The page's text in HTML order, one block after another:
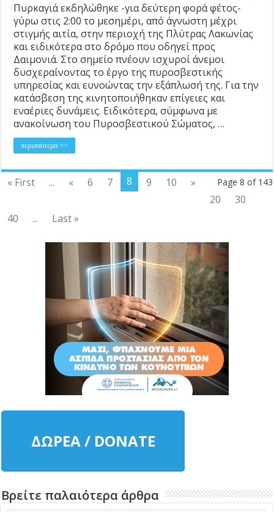
Πυρκαγιά εκδηλώθηκε -για δεύτερη φορά φέτος-
γύρω στις 2:00 το μεσημέρι, από άγνωστη μέχρι
στιγμής αιτία, στην περιοχή της Πλύτρας Λακωνίας
και ειδικότερα στο δρόμο που οδηγεί προς
Δαιμονιά. Στο σημείο πνέουν ισχυροί άνεμοι
δυσχεραίνοντας το έργο της πυροσβεστικής
υπηρεσίας και ευνοώντας την εξάπλωσή της. Για την
κατάσβεση της κινητοποιήθηκαν επίγειες και
εναέριες δυνάμεις. Ειδικότερα, σύμφωνα με
ανακοίνωση του Πυροσβεστικού Σώματος, …
περισσότερα >>
Page 8 of 143
« First ... « 6 7 8 9 10
»
20
30
40
... Last »
ΔΩΡΕΑ / DONATE
Βρείτε παλαιότερα άρθρα